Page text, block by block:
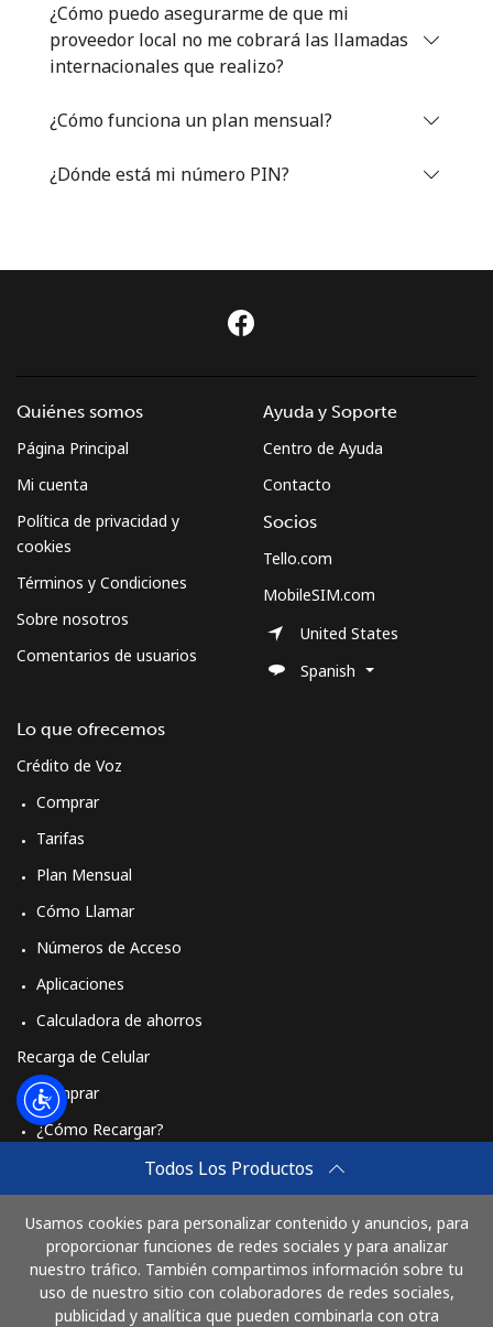
¿Cómo puedo asegurarme de que mi
proveedor local no me cobrará las llamadas
internacionales que realizo?
¿Cómo funciona un plan mensual?
¿Dónde está mi número PIN?
Todos Los Productos
Usamos cookies para personalizar contenido y anuncios, para
proporcionar funciones de redes sociales y para analizar
nuestro tráfico. También compartimos información sobre tu
uso de nuestro sitio con colaboradores de redes sociales,
publicidad y analítica que pueden combinarla con otra
Quiénes somos
Página Principal
Mi cuenta
Política de privacidad y
cookies
Términos y Condiciones
Sobre nosotros
Comentarios de usuarios
Lo que ofrecemos
Crédito de Voz
Comprar
Tarifas
Plan Mensual
Cómo Llamar
Números de Acceso
Aplicaciones
Calculadora de ahorros
Recarga de Celular
Comprar
¿Cómo Recargar?
Comprar
Cómo funciona
Ayuda y Soporte
Centro de Ayuda
Contacto
Socios
Tello.com
MobileSIM.com
United States
Spanish
Paga con